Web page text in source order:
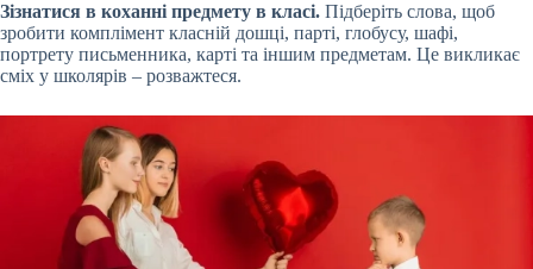
Зізнатися в коханні предмету в класі. Підберіть слова, щоб
зробити комплімент класній дошці, парті, глобусу, шафі,
портрету письменника, карті та іншим предметам. Це викликає
сміх у школярів – розважтеся.